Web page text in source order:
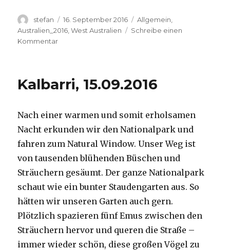
Autor
stefan
Veröffentlicht
am
16. September 2016 Kategorien
Allgemein
Australien_2016 ,West Australien
Schreibe einen
Kommentarzu
Kalbarri, 15.09.2016
Nach einer warmen und somit erholsamen
Nacht erkunden wir den Nationalpark und
fahren zum Natural Window. Unser Weg ist
von tausenden blühenden Büschen und
Sträuchern gesäumt. Der ganze Nationalpark
schaut wie ein bunter Staudengarten aus. So
hätten wir unseren Garten auch gern.
Plötzlich spazieren fünf Emus zwischen den
Sträuchern hervor und queren die Straße –
immer wieder schön, diese großen Vögel zu